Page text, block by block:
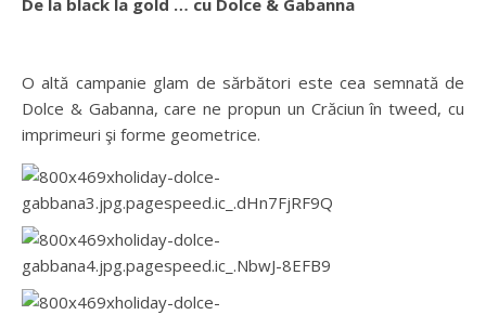
De la black la gold … cu Dolce & Gabanna
O altă campanie glam de sărbători este cea semnată de
Dolce & Gabanna, care ne propun un Crăciun în tweed, cu
imprimeuri şi forme geometrice.